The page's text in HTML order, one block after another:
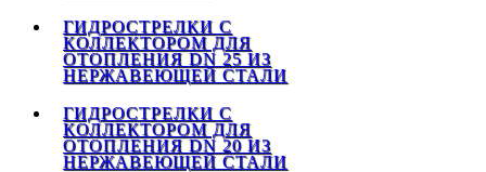
ГИДРОСТРЕЛКИ С
КОЛЛЕКТОРОМ ДЛЯ
ОТОПЛЕНИЯ DN 25 ИЗ
НЕРЖАВЕЮЩЕЙ СТАЛИ
ГИДРОСТРЕЛКИ С
КОЛЛЕКТОРОМ ДЛЯ
ОТОПЛЕНИЯ DN 20 ИЗ
НЕРЖАВЕЮЩЕЙ СТАЛИ